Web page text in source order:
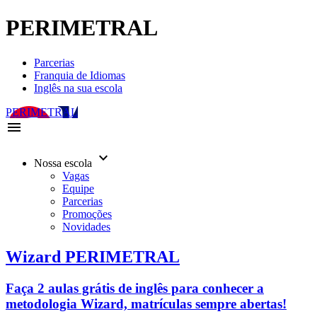
PERIMETRAL
Parcerias
Franquia de Idiomas
Inglês na sua escola
PERIMETRAL
menu
Nossa escola keyboard_arrow_down
Vagas
Equipe
Parcerias
Promoções
Novidades
Wizard PERIMETRAL
Faça 2 aulas grátis de inglês para conhecer a
metodologia Wizard, matrículas sempre abertas!